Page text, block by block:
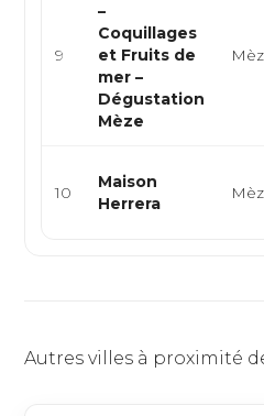
9
–
Coquillages
et Fruits de
mer –
Dégustation
Mèze
10
Maison
Herrera
Autres villes à proximité